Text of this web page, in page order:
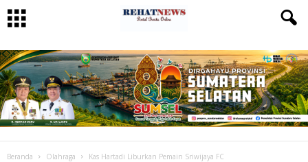
Beranda Olahraga Kas Hartadi Liburkan Pemain Sriwijaya FC